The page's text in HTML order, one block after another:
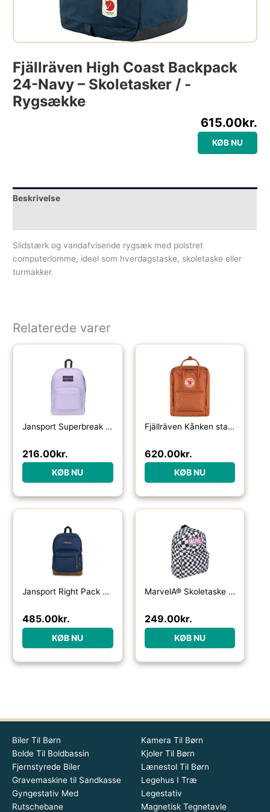
Fjällräven High Coast Backpack
24-Navy – Skoletasker / -
Rygsække
615.00kr.
KØB NU
Beskrivelse
Slidstærk og vandafvisende rygsæk med polstret
computerlomme, ideel som hverdagstaske, skoletaske eller
turmakker.
Relaterede varer
Jansport Superbreak One 26 L-pastel lilac – Skoletasker / -rygsække
216.00kr.
KØB NU
Fjällräven Kånken standard-terracotta brown – Skoletasker / -rygsække
620.00kr.
KØB NU
Jansport Right Pack 28L rygsæk-navy – Skoletasker / -rygsække
485.00kr.
KØB NU
MarvelÂ® Skoletaske Sort/Hvid
249.00kr.
KØB NU
Biler Til Børn
Bolde Til Boldbassin
Fjernstyrede Biler
Gravemaskine til Sandkasse
Gyngestativ Med
Rutschebane
Kamera Til Børn
Kjoler Til Børn
Lænestol Til Børn
Legehus I Træ
Legestativ
Magnetisk Tegnetavle